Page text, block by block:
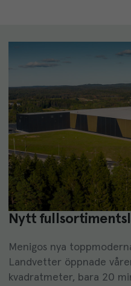
Nytt
Menigos nya
Landvetter öppnade
kvadratmeter, bara 20